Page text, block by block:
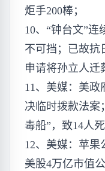
炬手200棒；
10、“钟台文”
不可挡；已故抗
申请将孙立人迁
11、美媒：美政
决临时拨款法案
毒船”，致14人死
12、美媒：苹果
美股4万亿市值